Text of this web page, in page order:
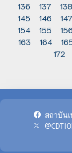
136
137 138
145
146 147
154
155 156
163
164
172
สถาบัน